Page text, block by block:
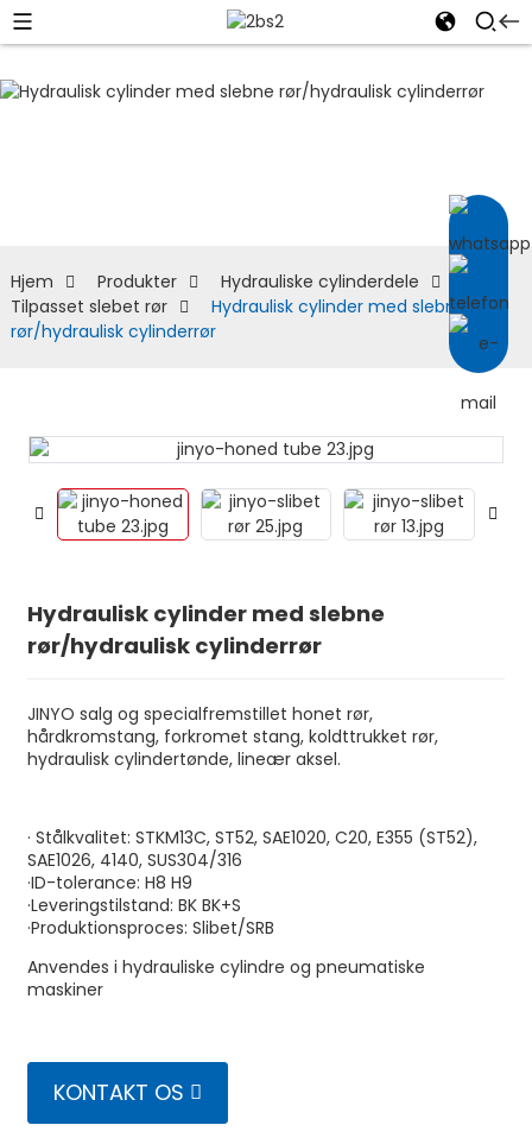
Hjem Produkter
Hydrauliske cylinderdele
Tilpasset slebet rør
Hydraulisk cylinder med slebne
rør/hydraulisk cylinderrør
Hydraulisk cylinder med slebne
rør/hydraulisk cylinderrør
JINYO salg og specialfremstillet honet rør,
hårdkromstang, forkromet stang, koldttrukket rør,
hydraulisk cylindertønde, lineær aksel.
· Stålkvalitet: STKM13C, ST52, SAE1020, C20, E355 (ST52),
SAE1026, 4140, SUS304/316
·ID-tolerance: H8 H9
·Leveringstilstand: BK BK+S
·Produktionsproces: Slibet/SRB
Anvendes i hydrauliske cylindre og pneumatiske
maskiner
KONTAKT OS